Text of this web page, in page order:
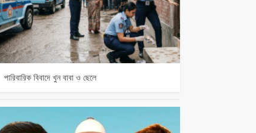
পারিবারিক বিবাদে খুন বাবা ও ছেলে